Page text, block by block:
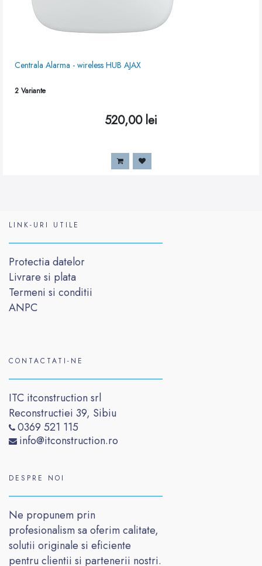
Centrala Alarma - wireless HUB AJAX
2 Variante
520,00lei
LINK-URI UTILE
Protectia datelor
Livrare si plata
Termeni si conditii
ANPC
CONTACTATI-NE
ITC itconstruction srl
Reconstructiei 39, Sibiu
0369 521 115
info@itconstruction.ro
DESPRE NOI
Ne propunem prin
profesionalism sa oferim calitate,
solutii originale si eficiente
pentru clientii si partenerii nostri.